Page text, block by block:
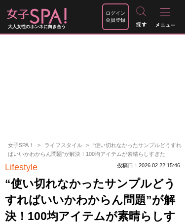
大人女性のホンネに向き合う
ログイン
会員登録
女子SPA！ ライフスタイル
“使い切れなかったサンプルどうすれ
ばいいかわからん問題”が解決！100均アイテムが素晴らしすぎた
Lifestyle 投稿日：2026.02.22 15:46
“使い切れなかったサンプルどう
すればいいかわからん問題”が解
決！100均アイテムが素晴らしす